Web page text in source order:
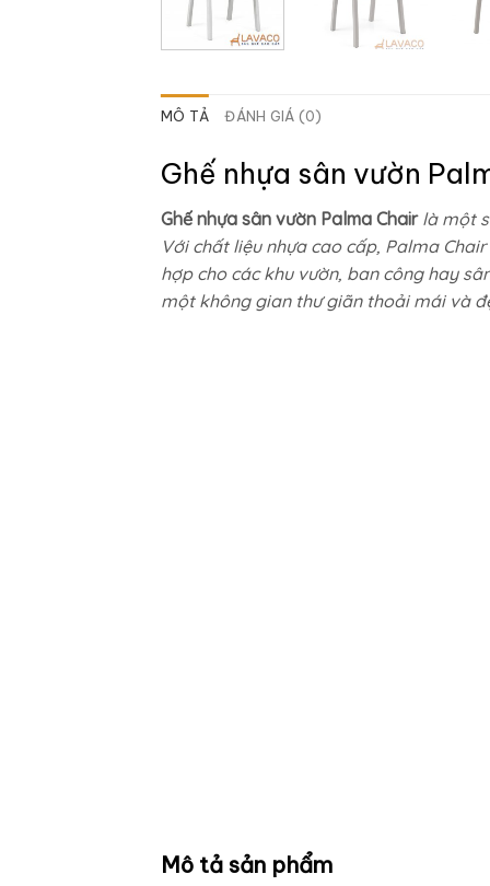
MÔ TẢ ĐÁNH GIÁ (0)
Ghế nhựa sân vườn
Ghế nhựa sân vườn Palma Chair là một
Với chất liệu nhựa cao cấp, Palma
hợp cho các khu vườn, ban công hay
một không gian thư giãn thoải mái và
Mô tả sản phẩm